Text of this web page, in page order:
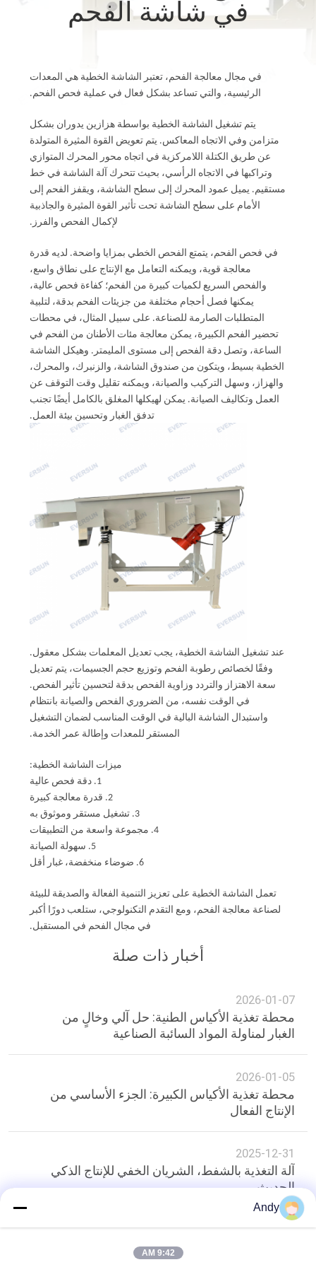
جولة
خريطة
الموقع
سياسة
الخصوصية
في شاشة الفحم
في مجال معالجة الفحم، تعتبر الشاشة الخطية هي المعدات
الرئيسية، والتي تساعد بشكل فعال في عملية فحص الفحم.
يتم تشغيل الشاشة الخطية بواسطة هزازين يدوران بشكل
متزامن وفي الاتجاه المعاكس. يتم تعويض القوة المثيرة المتولدة
عن طريق الكتلة اللامركزية في اتجاه محور المحرك المتوازي
وتراكبها في الاتجاه الرأسي، بحيث تتحرك آلة الشاشة في خط
مستقيم. يميل عمود المحرك إلى سطح الشاشة، ويقفز الفحم إلى
الأمام على سطح الشاشة تحت تأثير القوة المثيرة والجاذبية
لإكمال الفحص والفرز.
في فحص الفحم، يتمتع الفحص الخطي بمزايا واضحة. لديه قدرة
معالجة قوية، ويمكنه التعامل مع الإنتاج على نطاق واسع،
والفحص السريع لكميات كبيرة من الفحم؛ كفاءة فحص عالية،
يمكنها فصل أحجام مختلفة من جزيئات الفحم بدقة، لتلبية
المتطلبات الصارمة للصناعة. على سبيل المثال، في محطات
تحضير الفحم الكبيرة، يمكن معالجة مئات الأطنان من الفحم في
الساعة، وتصل دقة الفحص إلى مستوى المليمتر. وهيكل الشاشة
الخطية بسيط، ويتكون من صندوق الشاشة، والزنبرك، والمحرك،
والهزاز، وسهل التركيب والصيانة، ويمكنه تقليل وقت التوقف عن
العمل وتكاليف الصيانة. يمكن لهيكلها المغلق بالكامل أيضًا تجنب
تدفق الغبار وتحسين بيئة العمل.
عند تشغيل الشاشة الخطية، يجب تعديل المعلمات بشكل معقول.
وفقًا لخصائص رطوبة الفحم وتوزيع حجم الجسيمات، يتم تعديل
سعة الاهتزاز والتردد وزاوية الفحص بدقة لتحسين تأثير الفحص.
في الوقت نفسه، من الضروري الفحص والصيانة بانتظام
واستبدال الشاشة البالية في الوقت المناسب لضمان التشغيل
المستقر للمعدات وإطالة عمر الخدمة.
ميزات الشاشة الخطية:
1. دقة فحص عالية
2. قدرة معالجة كبيرة
3. تشغيل مستقر وموثوق به
4. مجموعة واسعة من التطبيقات
5. سهولة الصيانة
6. ضوضاء منخفضة، غبار أقل
تعمل الشاشة الخطية على تعزيز التنمية الفعالة والصديقة للبيئة
لصناعة معالجة الفحم، ومع التقدم التكنولوجي، ستلعب دورًا أكبر
في مجال الفحم في المستقبل.
أخبار ذات صلة
2026-01-07
محطة تغذية الأكياس الطنية: حل آلي وخالٍ من
الغبار لمناولة المواد السائبة الصناعية
2026-01-05
محطة تغذية الأكياس الكبيرة: الجزء الأساسي من
الإنتاج الفعال
2025-12-31
آلة التغذية بالشفط، الشريان الخفي للإنتاج الذكي
الحديث.
أعلى
Andy
9:42 AM